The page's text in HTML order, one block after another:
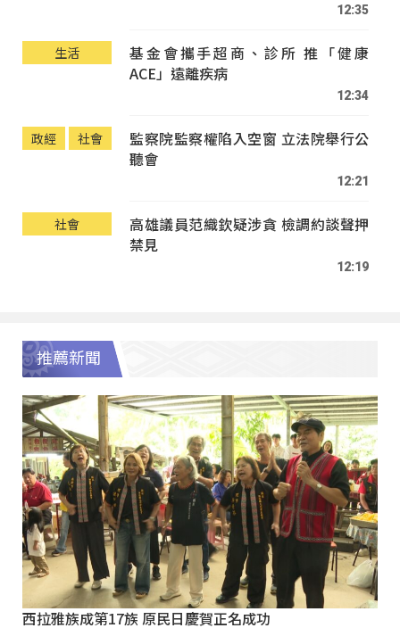
12:35
生活
基金會攜手超商、診所 推「健康
ACE」遠離疾病
12:34
政經 社會
監察院監察權陷入空窗 立法院舉行公
聽會
12:21
社會
高雄議員范織欽疑涉貪 檢調約談聲押
禁見
12:19
推薦新聞
西拉雅族成第17族 原民日慶賀正名成功